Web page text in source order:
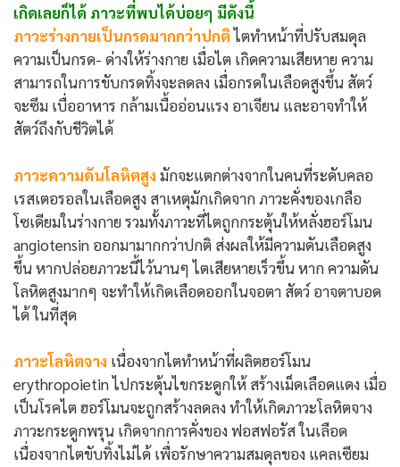
เกิดเลยก็ได้ ภาวะที่พบได้บ่อยๆ มีดังนี้
ภาวะร่างกายเป็นกรดมากกว่าปกติไตทำหน้าที่ปรับสมดุล
ความเป็นกรด- ด่างให้ร่างกาย เมื่อไต เกิดความเสียหาย ความ
สามารถในการขับกรดทิ้งจะลดลง เมื่อกรดในเลือดสูงขึ้น สัตว์
จะซึม เบื่ออาหาร กล้ามเนื้ออ่อนแรง อาเจียน และอาจทำให้
สัตว์ถึงกับชีวิตได้
ภาวะความดันโลหิตสูงมักจะแตกต่างจากในคนที่ระดับคลอ
เรสเตอรอลในเลือดสูง สาเหตุมักเกิดจาก ภาวะคั่งของเกลือ
โซเดียมในร่างกาย รวมทั้งภาวะที่ไตถูกกระตุ้นให้หลั่งฮอร์โมน
angiotensin ออกมามากกว่าปกติ ส่งผลให้มีความดันเลือดสูง
ขึ้น หากปล่อยภาวะนี้ไว้นานๆ ไตเสียหายเร็วขึ้น หาก ความดัน
โลหิตสูงมากๆ จะทำให้เกิดเลือดออกในจอตา สัตว์ อาจตาบอด
ได้ ในที่สุด
ภาวะโลหิตจาง เนื่องจากไตทำหน้าที่ผลิตฮอร์โมน
erythropoietin ไปกระตุ้นไขกระดูกให้ สร้างเม็ดเลือดแดง เมื่อ
เป็นโรคไต ฮอร์โมนจะถูกสร้างลดลง ทำให้เกิดภาวะโลหิตจาง
ภาวะกระดูกพรุน เกิดจากการคั่งของ ฟอสฟอรัส ในเลือด
เนื่องจากไตขับทิ้งไม่ได้ เพื่อรักษาความสมดุลของ แคลเซียม